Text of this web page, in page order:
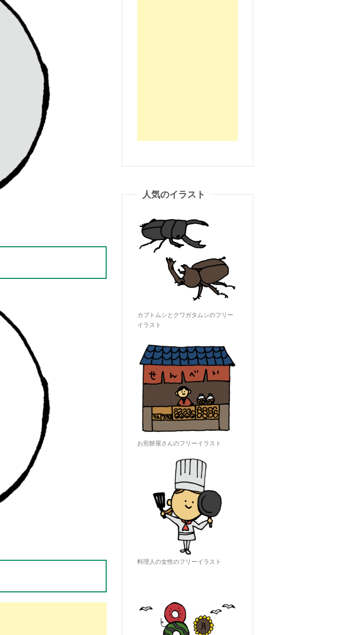
人気のイラスト
カブトムシとクワガタムシのフリー
イラスト
お煎餅屋さんのフリーイラスト
料理人の女性のフリーイラスト